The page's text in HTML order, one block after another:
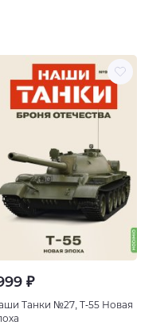
₽
Танки №27, T-55 Новая